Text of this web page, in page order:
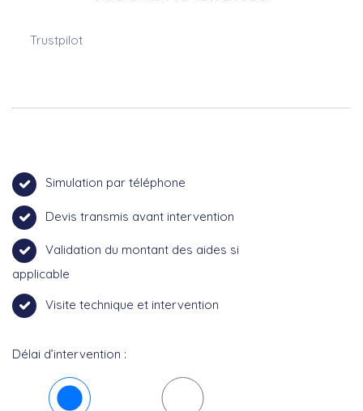
Trustpilot
Simulation par téléphone
Devis transmis avant intervention
Validation du montant des aides si
applicable
Visite technique et intervention
Délai d’intervention :